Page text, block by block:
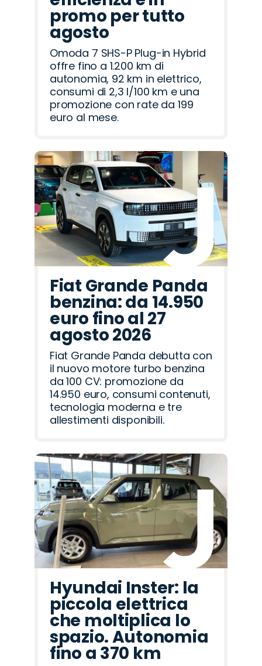
promo per tutto
agosto
Omoda 7 SHS-P Plug-in Hybrid
offre fino a 1.200 km di
autonomia, 92 km in elettrico,
consumi di 2,3 l/100 km e una
promozione con rate da 199
euro al mese.
Fiat Grande Panda
benzina: da 14.950
euro fino al 27
agosto 2026
Fiat Grande Panda debutta con
il nuovo motore turbo benzina
da 100 CV: promozione da
14.950 euro, consumi contenuti,
tecnologia moderna e tre
allestimenti disponibili.
Hyundai Inster: la
piccola elettrica
che moltiplica lo
spazio. Autonomia
fino a 370 km